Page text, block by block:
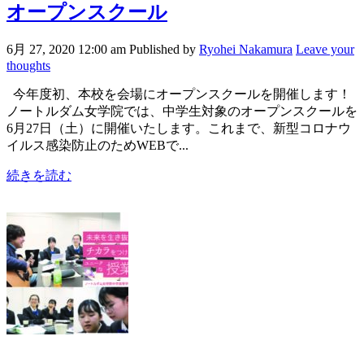
オープンスクール
6月 27, 2020 12:00 am Published by Ryohei Nakamura Leave your
thoughts
今年度初、本校を会場にオープンスクールを開催します！
ノートルダム女学院では、中学生対象のオープンスクールを
6月27日（土）に開催いたします。これまで、新型コロナウ
イルス感染防止のためWEBで...
続きを読む